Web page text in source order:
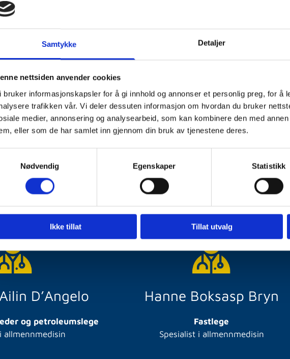
Samtykke Detaljer
nettsiden anvender cookies
bruker informasjonskapsler for å gi innhold og annonser et personlig preg, for å
trafikken vår. Vi deler dessuten informasjon om hvordan du bruker
medier, annonsering og analysearbeid, som kan kombinere den med
eller som de har samlet inn gjennom din bruk av tjenestene deres.
Nødvendig
Egenskaper Statistikk
Ikke tillat Tillat utvalg
får verdifull praksis og veiledning fra vårt
Vi har også en turnuslege som er
perioder. Denne turnuslegen er i en
av sin utdanning og er under tett
erfarne leger. Turnuslegen er en ressurs
for våre pasienter, og gir en ekstra
allerede solide medisinske team.
D’Angelo
og petroleumslege
allmennmedisin
Hanne Boksasp Bryn
Fastlege
Spesialist i allmennmedisin